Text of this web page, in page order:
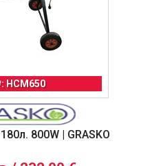
HCM650
800W | GRASKO